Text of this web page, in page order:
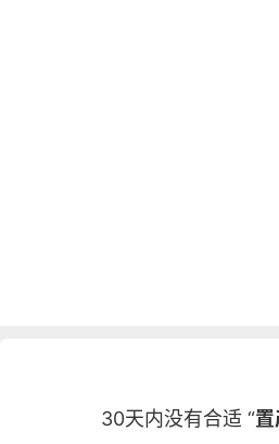
30天内没有合适 “置